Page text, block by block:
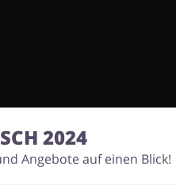
2024
Angebote auf einen Blick!